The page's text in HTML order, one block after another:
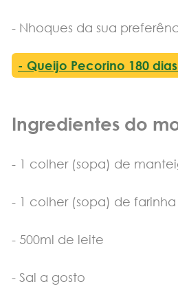
- Nhoques da sua
- Queijo Pecorino 180
Ingredientes do
- 1 colher (sopa) de
- 1 colher (sopa) de
- 500ml de leite
- Sal a gosto